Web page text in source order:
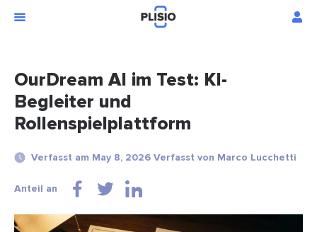
OurDream AI im Test: KI-
Begleiter und
Rollenspielplattform
Verfasst am May 8, 2026 Verfasst von Marco Lucchetti
Anteil an